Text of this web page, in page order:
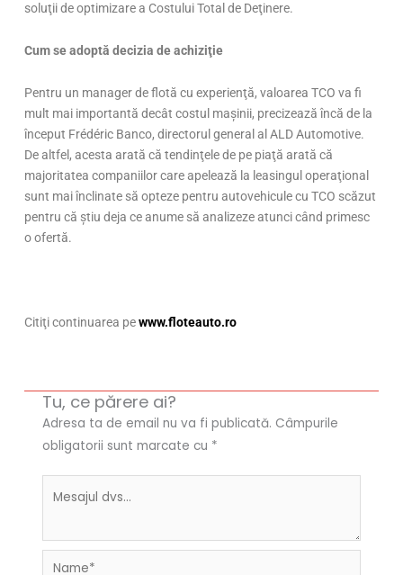
soluţii de optimizare a Costului Total de Deţinere.
Cum se adoptă decizia de achiziţie
Pentru un manager de flotă cu experienţă, valoarea TCO va fi
mult mai importantă decât costul maşinii, precizează încă de la
început Frédéric Banco, directorul general al ALD Automotive.
De altfel, acesta arată că tendinţele de pe piaţă arată că
majoritatea companiilor care apelează la leasingul operaţional
sunt mai înclinate să opteze pentru autovehicule cu TCO scăzut
pentru că ştiu deja ce anume să analizeze atunci când primesc
o ofertă.
Citiţi continuarea pewww.floteauto.ro
Tu, ce părere ai?
Adresa ta de email nu va fi publicată. Câmpurile
obligatorii sunt marcate cu *
Name*